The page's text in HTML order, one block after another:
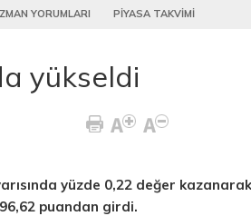
YORUMLARI PİYASA TAKVİMİ
yükseldi
yüzde 0,22 değer kazanarak
puandan girdi.